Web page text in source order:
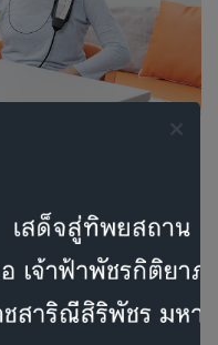
าจอสัมผัสแบบ
ารตรวจของคุณโดยตรง
ความถี่สูงและหลายรูป